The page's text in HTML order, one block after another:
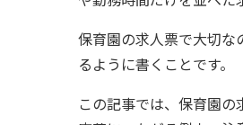
保育園の求人票で大切な
るように書くことです。
この記事では、保育園の